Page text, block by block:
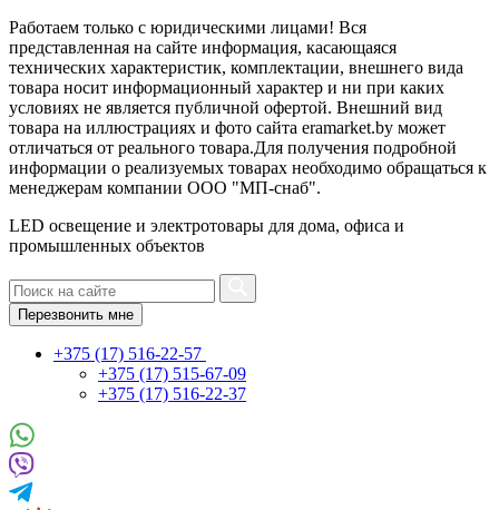
Работаем только с юридическими лицами! Вся
представленная на сайте информация, касающаяся
технических характеристик, комплектации, внешнего вида
товара носит информационный характер и ни при каких
условиях не является публичной офертой. Внешний вид
товара на иллюстрациях и фото сайта eramarket.by может
отличаться от реального товара.Для получения подробной
информации о реализуемых товарах необходимо обращаться к
менеджерам компании ООО "МП-снаб".
LED освещение и электротовары для дома, офиса и
промышленных объектов
Перезвонить мне
+375 (17) 516-22-57
+375 (17) 515-67-09
+375 (17) 516-22-37